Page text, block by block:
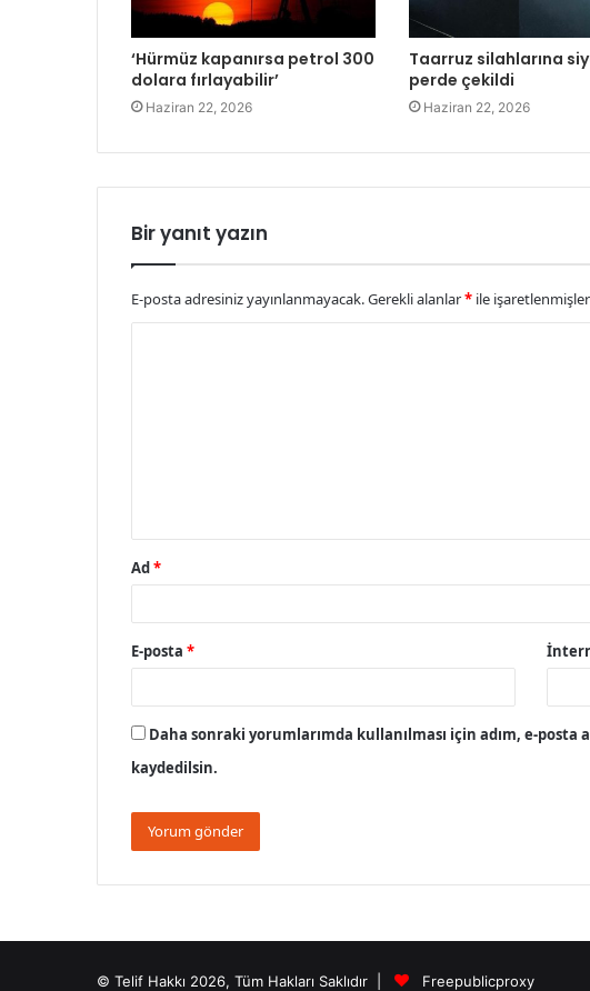
‘Hürmüz kapanırsa petrol 300
dolara fırlayabilir’
Haziran 22, 2026
Taarruz silahlarına
perde çekildi
Haziran 22, 2026
Bir yanıt yazın
E-posta adresiniz yayınlanmayacak.Gerekli alanlar* ile
Ad *
E-posta *
Daha sonraki yorumlarımda kullanılması için adım, e-posta
kaydedilsin.
© Telif Hakkı 2026, Tüm Hakları Saklıdır | Freepublicproxy